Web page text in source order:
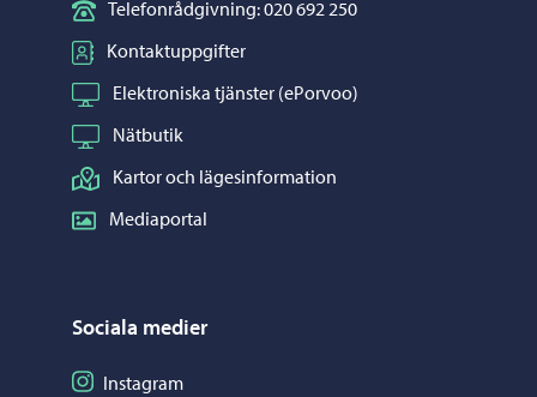
Telefonrådgivning: 020 692 250
Kontaktuppgifter
Elektroniska tjänster (ePorvoo)
Nätbutik
Kartor och lägesinformation
Mediaportal
Sociala medier
Följ på Instagram
Instagram